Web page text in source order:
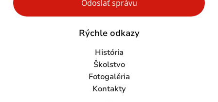
Odoslať správu
Rýchle odkazy
História
Školstvo
Fotogaléria
Kontakty